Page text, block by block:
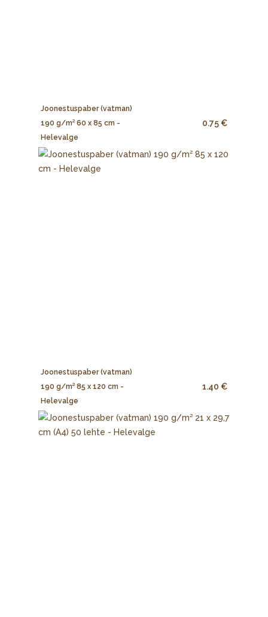
Joonestuspaber (vatman)
190 g/m² 60 x 85 cm -
Helevalge
0.75 €
Joonestuspaber (vatman)
190 g/m² 85 x 120 cm -
Helevalge
1.40 €